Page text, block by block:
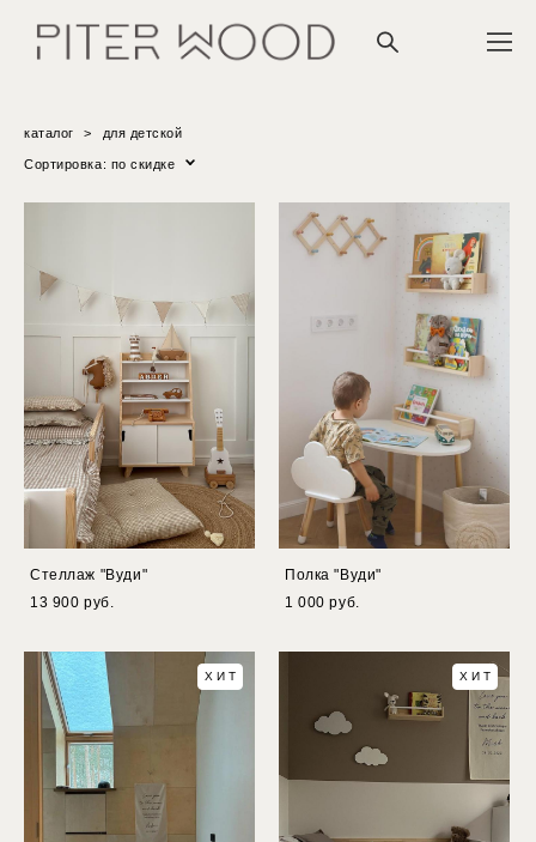
каталог > для детской
Сортировка: по скидке
Стеллаж "Вуди"
13 900 pуб.
Полка "Вуди"
1 000 pуб.
ХИТ ХИТ